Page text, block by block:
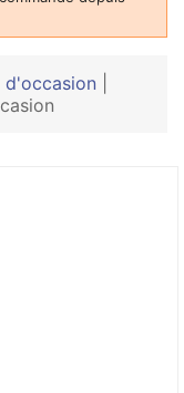
d'occasion